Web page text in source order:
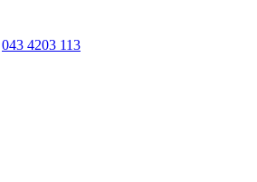
043 4203 113